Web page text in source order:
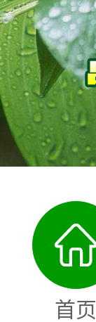
首页